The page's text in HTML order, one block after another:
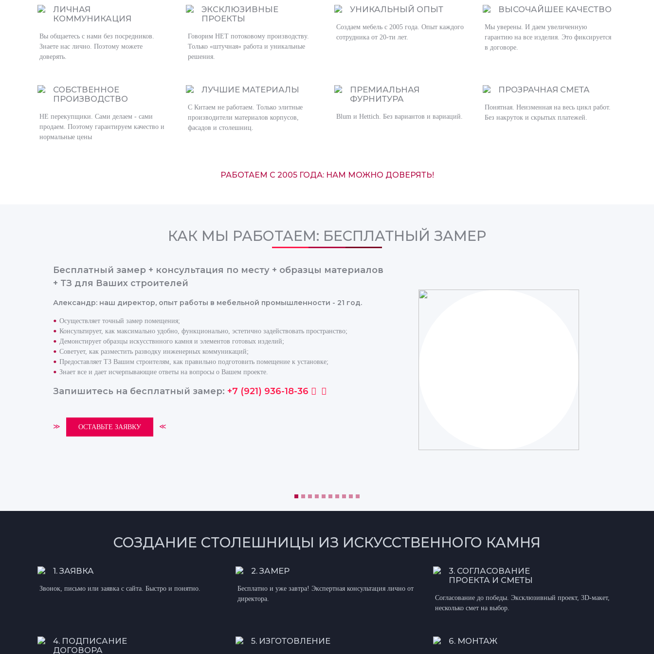
ЛИЧНАЯ
КОММУНИКАЦИЯ
Вы общаетесь с нами без посредников.
Знаете нас лично. Поэтому можете
доверять.
ЭКСКЛЮЗИВНЫЕ
ПРОЕКТЫ
Говорим НЕТ потоковому производству.
Только «штучная» работа и уникальные
решения.
УНИКАЛЬНЫЙ ОПЫТ
Создаем мебель с 2005 года. Опыт каждого
сотрудника от 20-ти лет.
ВЫСОЧАЙШЕЕ КАЧЕСТВО
Мы уверены. И даем увеличенную
гарантию на все изделия. Это фиксируется
в договоре.
СОБСТВЕННОЕ
ПРОИЗВОДСТВО
НЕ перекупщики. Сами делаем - сами
продаем. Поэтому гарантируем качество и
нормальные цены
ЛУЧШИЕ МАТЕРИАЛЫ
С Китаем не работаем. Только элитные
производители материалов корпусов,
фасадов и столешниц.
ПРЕМИАЛЬНАЯ
ФУРНИТУРА
Blum и Hettich. Без вариантов и вариаций.
ПРОЗРАЧНАЯ СМЕТА
Понятная. Неизменная на весь цикл работ.
Без накруток и скрытых платежей.
РАБОТАЕМ С 2005 ГОДА: НАМ МОЖНО ДОВЕРЯТЬ!
КАК МЫ РАБОТАЕМ: БЕСПЛАТНЫЙ ЗАМЕР
Бесплатный замер + консультация по месту + образцы материалов
+ ТЗ для Ваших строителей
Александр: наш директор, опыт работы в мебельной промышленности - 21 год.
Осуществляет точный замер помещения;
Консультирует, как максимально удобно, функционально, эстетично задействовать пространство;
Демонстирует образцы искусствнного камня и элементов готовых изделий;
Советует, как разместить разводку инженерных коммуникаций;
Предоставляет ТЗ Вашим строителям, как правильно подготовить помещение к установке;
Знает все и дает исчерпывающие ответы на вопросы о Вашем проекте.
Запишитесь на бесплатный замер: +7 (921) 936-18-36
≫ ОСТАВЬТЕ ЗАЯВКУ ≪
СОЗДАНИЕ СТОЛЕШНИЦЫ ИЗ ИСКУССТВЕННОГО КАМНЯ
1. ЗАЯВКА
Звонок, письмо или заявка с сайта. Быстро и понятно.
2. ЗАМЕР
Бесплатно и уже завтра! Экспертная консультация лично от
директора.
3. СОГЛАСОВАНИЕ
ПРОЕКТА И СМЕТЫ
Согласование до победы. Эксклюзивный проект, 3D-макет,
несколько смет на выбор.
4. ПОДПИСАНИЕ
ДОГОВОРА
5. ИЗГОТОВЛЕНИЕ 6. МОНТАЖ